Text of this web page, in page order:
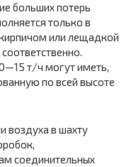
больших потерь
только в
или лещадкой
т/ч могут иметь,
по всей высоте
воздуха в шахту
соединительных